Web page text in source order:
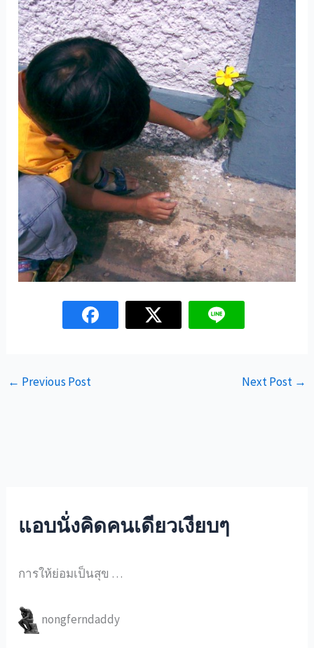
← Previous Post Next Post →
แอบนั่งคิดคนเดียวเงียบๆ
การให้ย่อมเป็นสุข …
nongferndaddy